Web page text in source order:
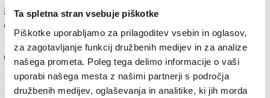
Ta spletna stran vsebuje piškotke
Piškotke uporabljamo za prilagoditev vsebin in oglasov,
za zagotavljanje funkcij družbenih medijev in za analize
našega prometa. Poleg tega delimo informacije o vaši
uporabi našega mesta z našimi partnerji s področja
družbenih medijev, oglaševanja in analitike, ki jih morda
generalnem konzulatu na Reki, s kriminološko
ekspertizo pa ji bodo proučili izvedenci s fakultete za
medicino.
Generalni konzul na Reki Paolo Palminteri se je
razveselil dejstva, da so posmrtne ostanke izvlekli iz
brezna. To naj bi bil tudi dokaz dobrih odnosov med